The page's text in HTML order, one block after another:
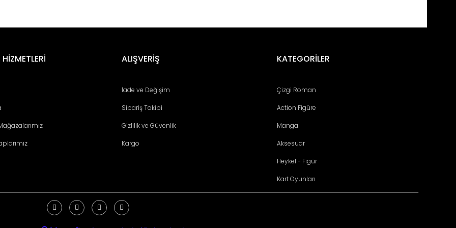
Yorum YazALIŞVERİŞ
İade ve Değişim
Sipariş Takibi
Gizlilik ve Güvenlik
Kargo
KATEGORİLER
Çizgi Roman
Action Figüre
Manga
Aksesuar
Heykel - Figür
Kart Oyunları